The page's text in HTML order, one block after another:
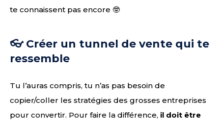
te connaissent pas encore 🤓
👓 Créer un tunnel de vente qui te
ressemble
Tu l’auras compris, tu n’as pas besoin de
copier/coller les stratégies des grosses entreprises
pour convertir. Pour faire la différence, il doit être